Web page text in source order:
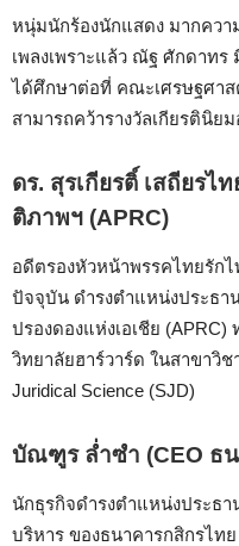
หนุ่มนักร้องนักแสดง มากควา
เพลงเพราะแล้ว ณัฐ ศักดาทร
ได้ศึกษาต่อที่ คณะเศรษฐศา
สามารถคว้ารางวัลเกียรตินิย
ดร. สุรเกียรติ์ เสถียรไท
ติภาพฯ (APRC)
อดีตรองหัวหน้าพรรคไทยรัก
ปัจจุบัน ดำรงตำแหน่งประธ
ปรองดองแห่งเอเชีย (APRC)
วิทยาลัยฮาร์วาร์ด ในสาขา
Juridical Science (SJD)
บัณฑูร ล่ำซำ (CEO ธ
นักธุรกิจดำรงตำแหน่งประธา
บริหาร ของธนาคารกสิกรไท